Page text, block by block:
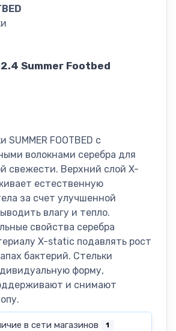
Summer Footbed
SUMMER FOOTBED c
волокнами серебра для
свежести. Верхний слой X-
естественную
за счет улучшенной
влагу и тепло.
свойства серебра
X-static подавлять рост
бактерий. Стельки
форму,
и снимают
в сети магазинов 1